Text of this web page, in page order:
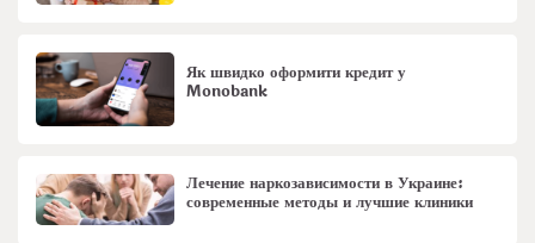
Як швидко оформити кредит у
Monobank
Лечение наркозависимости в Украине:
современные методы и лучшие клиники